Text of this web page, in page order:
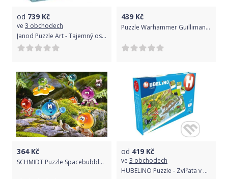
od 739 Kč
ve 3 obchodech
Janod Puzzle Art - Tajemný ostrov
439 Kč
Puzzle Warhammer Guilliman vs Abaddon, 1000 dílků
364Kč
SCHMIDT Puzzle Spacebubble Club: Přistání v mechovém lese 1000 dílků
od 419 Kč
ve 3 obchodech
HUBELINO Puzzle - Zvířata v pralese - LEGO